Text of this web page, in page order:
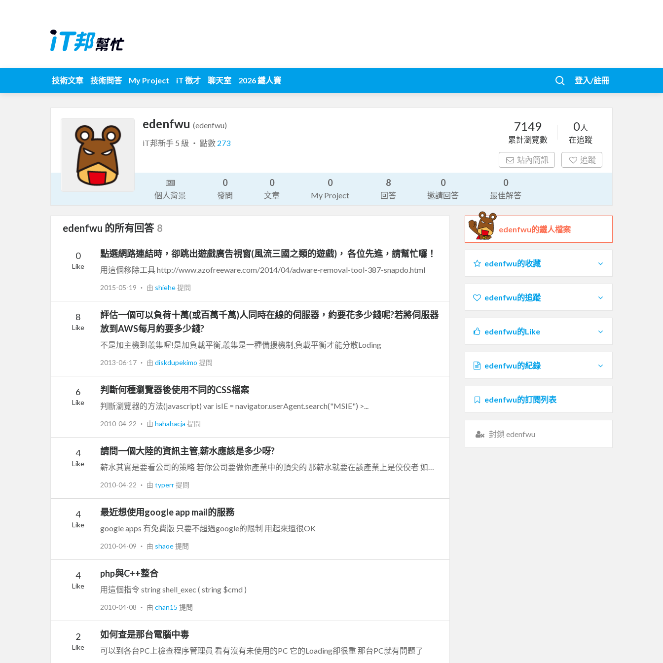
技術文章 技術問答 My Project iT 徵才 聊天室 2026 鐵人賽 登入/註冊
edenfwu (edenfwu)
iT邦新手 5 級 ‧ 點數 273
7149
累計瀏覽數
0人
在追蹤
站內簡訊 追蹤
個人背景
0
發問
0
文章
0
My Project
8
回答
0
邀請回答
0
最佳解答
edenfwu 的所有回答 8
0
Like
點選網路連結時，卻跳出遊戲廣告視窗(風流三國之類的遊戲)， 各位先進，請幫忙囉！
用這個移除工具 http://www.azofreeware.com/2014/04/adware-removal-tool-387-snapdo.html
2015-05-19 ‧ 由 shiehe提問
8
Like
評估一個可以負荷十萬(或百萬千萬)人同時在線的伺服器，約要花多少錢呢?若將伺服器
放到AWS每月約要多少錢?
不是加主機到叢集喔!是加負載平衡,叢集是一種備援機制,負載平衡才能分散Loding
2013-06-17 ‧ 由 diskdupekimo 提問
6
Like
判斷何種瀏覽器後使用不同的CSS檔案
判斷瀏覽器的方法(javascript) var isIE = navigator.userAgent.search("MSIE") >...
2010-04-22 ‧ 由 hahahacja 提問
4
Like
請問一個大陸的資訊主管,薪水應該是多少呀?
2010-04-22 ‧ 由 typerr提問
4
Like
最近想使用google app mail的服務
google apps 有免費版 只要不超過google的限制 用起來還很OK
2010-04-09 ‧ 由 shaoe提問
4
Like
php與C++整合
用這個指令 string shell_exec ( string $cmd )
2010-04-08 ‧ 由 chan15 提問
2
Like
如何查是那台電腦中毒
可以到各台PC上檢查程序管理員 看有沒有未使用的PC 它的Loading卻很重 那台PC就有問題了
edenfwu的鐵人檔案
edenfwu的收藏
edenfwu的追蹤
edenfwu的Like
edenfwu的紀錄
edenfwu的訂閱列表
封鎖 edenfwu